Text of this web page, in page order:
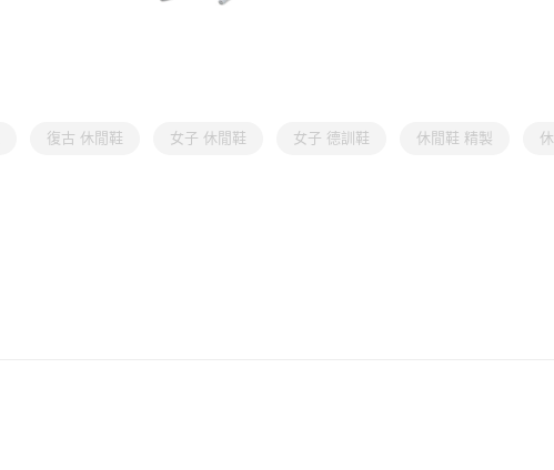
復古 休閒鞋 女子 休閒鞋 女子 德訓鞋 休閒鞋 精製